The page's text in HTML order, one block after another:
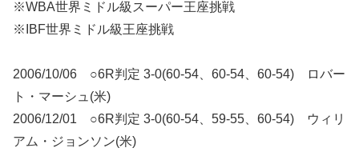
※WBA世界ミドル級スーパー王座挑戦
※IBF世界ミドル級王座挑戦
2006/10/06 ○6R判定 3-0(60-54、60-54、60-54) ロバー
ト・マーシュ(米)
2006/12/01 ○6R判定 3-0(60-54、59-55、60-54) ウィリ
アム・ジョンソン(米)